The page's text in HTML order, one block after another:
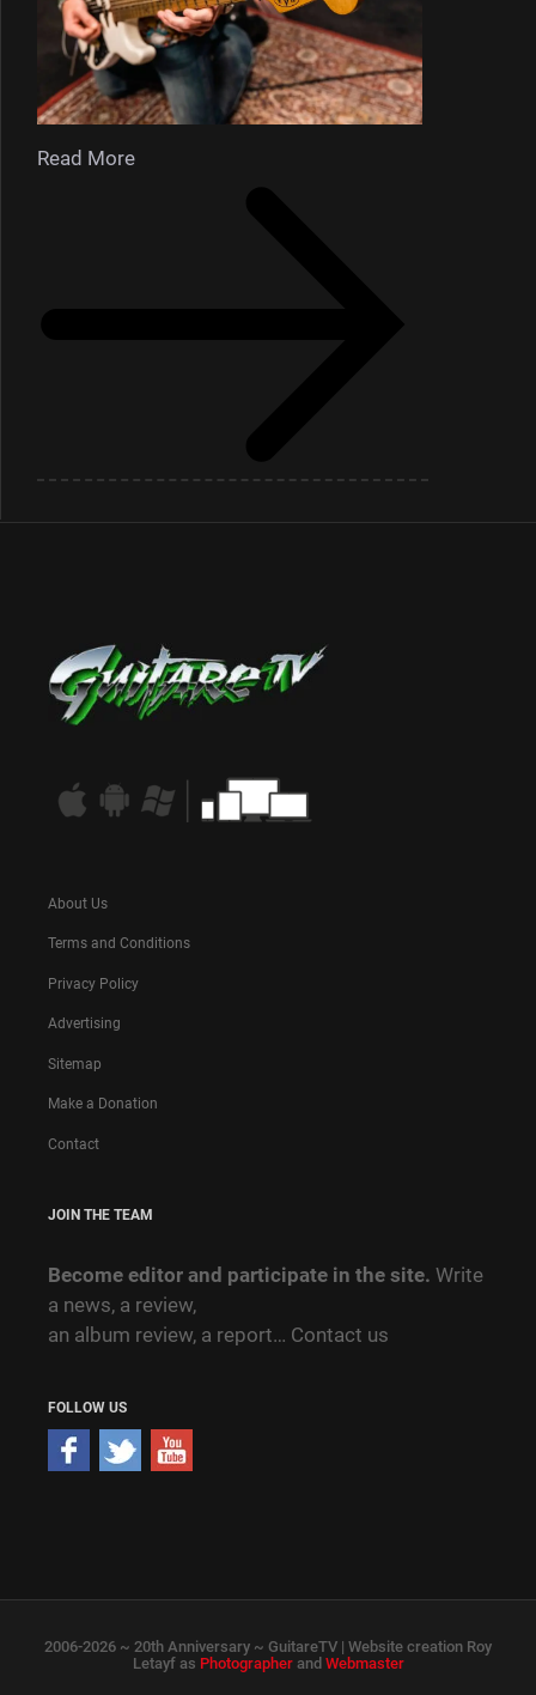
Read More
About Us
Terms and Conditions
Privacy Policy
Advertising
Sitemap
Make a Donation
Contact
JOIN THE TEAM
Become editor and participate in the site. Write
a news, a review,
an album review, a report… Contact us
FOLLOW US
2006-2026 ~ 20th Anniversary ~ GuitareTV | Website creation Roy
Letayf as Photographerand Webmaster